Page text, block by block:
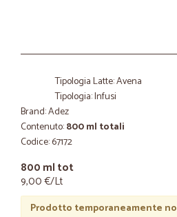
Tipologia Latte: Avena
Tipologia: Infusi
Brand: Adez
Contenuto:800 ml totali
Codice: 67172
800 ml tot
9,00 €/Lt
Prodotto temporaneamente